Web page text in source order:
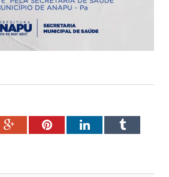
Google+PinterestLinkedInTumblr